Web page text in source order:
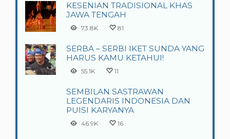
KESENIAN TRADISIONAL KHAS
JAWA TENGAH
73.8K 81
SERBA – SERBI IKET SUNDA YANG
HARUS KAMU KETAHUI!
55.1K 11
SEMBILAN SASTRAWAN
LEGENDARIS INDONESIA DAN
PUISI KARYANYA
46.9K 16